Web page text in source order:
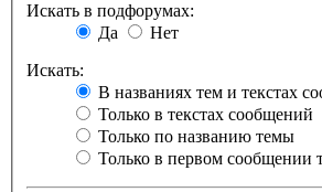
Искать в подфорумах:
Да
Нет
Искать:
В названиях тем и текстах
Только в текстах сообщений
Только по названию темы
Только в первом сообщении